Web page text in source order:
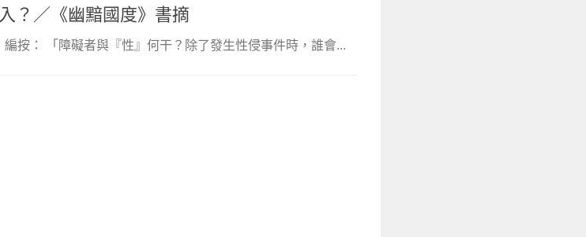
入？／《幽黯國度》書摘
編按： 「障礙者與『性』何干？除了發生性侵事件時，誰會...